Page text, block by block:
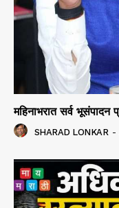
महिनाभरात सर्व
SHARAD LONKAR -